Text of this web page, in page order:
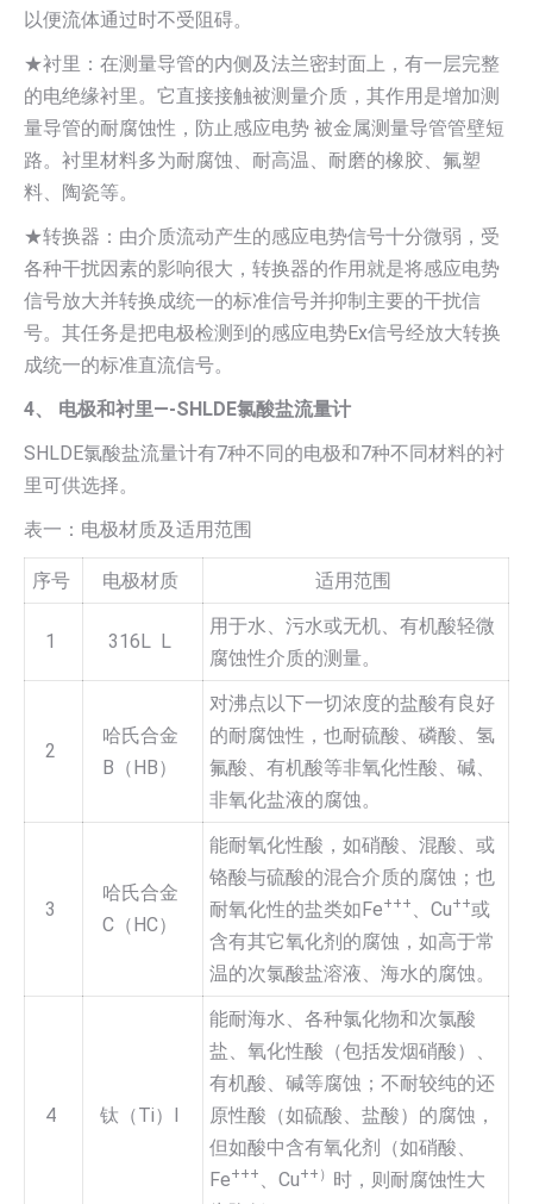
以便流体通过时不受阻碍。
★衬里：在测量导管的内侧及法兰密封面上，有一层完整
的电绝缘衬里。它直接接触被测量介质，其作用是增加测
量导管的耐腐蚀性，防止感应电势 被金属测量导管管壁短
路。衬里材料多为耐腐蚀、耐高温、耐磨的橡胶、氟塑
料、陶瓷等。
★转换器：由介质流动产生的感应电势信号十分微弱，受
各种干扰因素的影响很大，转换器的作用就是将感应电势
信号放大并转换成统一的标准信号并抑制主要的干扰信
号。其任务是把电极检测到的感应电势Ex信号经放大转换
成统一的标准直流信号。
4、 电极和衬里—-SHLDE氯酸盐流量计
SHLDE氯酸盐流量计有7种不同的电极和7种不同材料的衬
里可供选择。
表一：电极材质及适用范围
序号 电极材质 适用范围
1 316L L
用于水、污水或无机、有机酸轻微
腐蚀性介质的测量。
2
哈氏合金
B（HB）
对沸点以下一切浓度的盐酸有良好
的耐腐蚀性，也耐硫酸、磷酸、氢
氟酸、有机酸等非氧化性酸、碱、
非氧化盐液的腐蚀。
3
哈氏合金
C（HC）
能耐氧化性酸，如硝酸、混酸、或
铬酸与硫酸的混合介质的腐蚀；也
耐氧化性的盐类如Fe+++ 、Cu++或
含有其它氧化剂的腐蚀，如高于常
温的次氯酸盐溶液、海水的腐蚀。
4 钛（Ti）I
能耐海水、各种氯化物和次氯酸
盐、氧化性酸（包括发烟硝酸）、
有机酸、碱等腐蚀；不耐较纯的还
原性酸（如硫酸、盐酸）的腐蚀，
但如酸中含有氧化剂（如硝酸、
Fe+++ 、Cu++） 时，则耐腐蚀性大